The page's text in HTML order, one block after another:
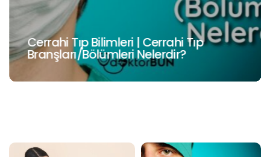
Cerrahi Tıp Bilimleri | Cerrahi Tıp
Branşları/Bölümleri Nelerdir?